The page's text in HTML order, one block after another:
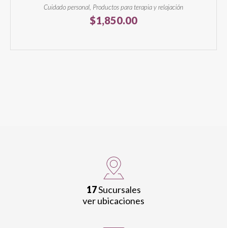
Cuidado personal, Productos para terapia y relajación
$1,850.00
17Sucursales
ver ubicaciones